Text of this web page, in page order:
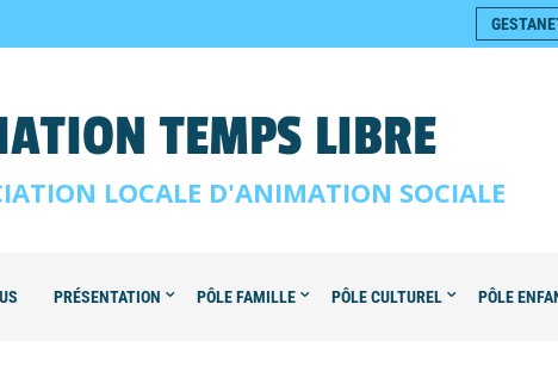
TEMPS LIBRE
LOCALE D'ANIMATION SOCIALE
PRÉSENTATION PÔLE FAMILLE PÔLE CULTUREL PÔLE